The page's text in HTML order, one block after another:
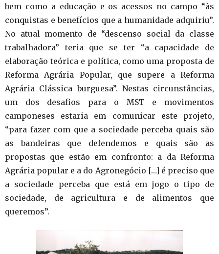
bem como a educação e os acessos no campo “às
conquistas e benefícios que a humanidade adquiriu”.
No atual momento de “descenso social da classe
trabalhadora” teria que se ter “a capacidade de
elaboração teórica e política, como uma proposta de
Reforma Agrária Popular, que supere a Reforma
Agrária Clássica burguesa”. Nestas circunstâncias,
um dos desafios para o MST e movimentos
camponeses estaria em comunicar este projeto,
“para fazer com que a sociedade perceba quais são
as bandeiras que defendemos e quais são as
propostas que estão em confronto: a da Reforma
Agrária popular e a do Agronegócio […] é preciso que
a sociedade perceba que está em jogo o tipo de
sociedade, de agricultura e de alimentos que
queremos”.